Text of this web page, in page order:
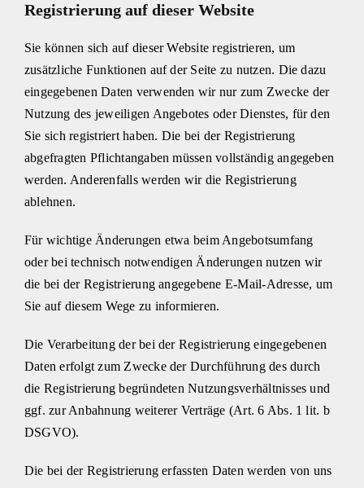
Registrierung auf dieser Website
Sie können sich auf dieser Website registrieren, um
zusätzliche Funktionen auf der Seite zu nutzen. Die dazu
eingegebenen Daten verwenden wir nur zum Zwecke der
Nutzung des jeweiligen Angebotes oder Dienstes, für den
Sie sich registriert haben. Die bei der Registrierung
abgefragten Pflichtangaben müssen vollständig angegeben
werden. Anderenfalls werden wir die Registrierung
ablehnen.
Für wichtige Änderungen etwa beim Angebotsumfang
oder bei technisch notwendigen Änderungen nutzen wir
die bei der Registrierung angegebene E-Mail-Adresse, um
Sie auf diesem Wege zu informieren.
Die Verarbeitung der bei der Registrierung eingegebenen
Daten erfolgt zum Zwecke der Durchführung des durch
die Registrierung begründeten Nutzungsverhältnisses und
ggf. zur Anbahnung weiterer Verträge (Art. 6 Abs. 1 lit. b
DSGVO).
Die bei der Registrierung erfassten Daten werden von uns